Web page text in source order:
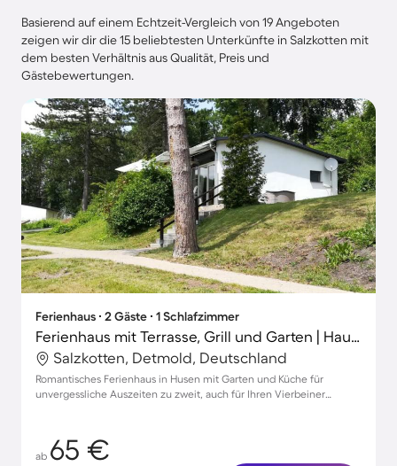
Basierend auf einem Echtzeit-Vergleich von 19 Angeboten
zeigen wir dir die 15 beliebtesten Unterkünfte in Salzkotten mit
dem besten Verhältnis aus Qualität, Preis und
Gästebewertungen.
Ferienhaus ∙ 2 Gäste ∙ 1 Schlafzimmer
Ferienhaus mit Terrasse, Grill und Garten | Haustiere erlaubt
Salzkotten, Detmold, Deutschland
Romantisches Ferienhaus in Husen mit Garten und Küche für
unvergessliche Auszeiten zu zweit, auch für Ihren Vierbeiner
ab 65 €